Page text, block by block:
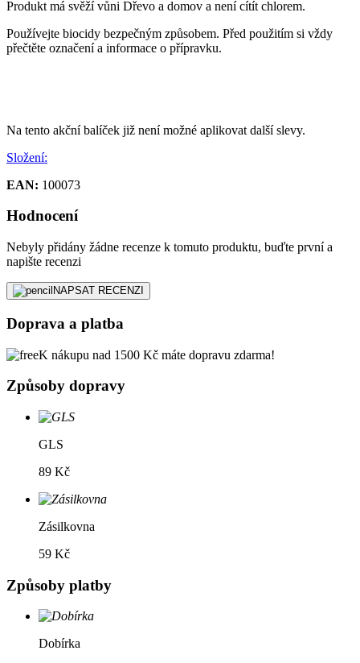
Produkt má svěží vůni Dřevo a domov a není cítít chlorem.
Používejte biocidy bezpečným způsobem. Před použitím si vždy
přečtěte označení a informace o přípravku.
Na tento akční balíček již není možné aplikovat další slevy.
Složení:
EAN: 100073
Hodnocení
Nebyly přidány žádne recenze k tomuto produktu, buďte první a
napište recenzi
NAPSAT RECENZI
Doprava a platba
K nákupu nad 1500 Kč máte dopravu zdarma!
Způsoby dopravy
GLS
89 Kč
Zásilkovna
59 Kč
Způsoby platby
Dobírka